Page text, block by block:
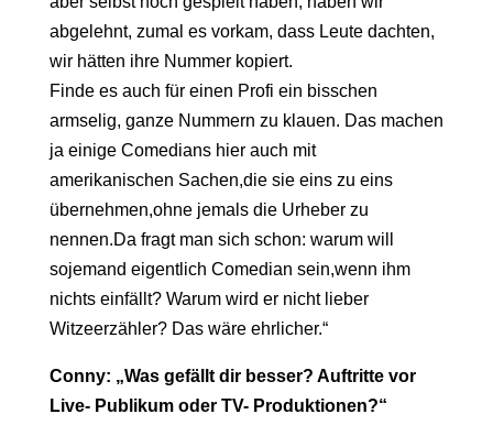
abgelehnt, zumal es vorkam, dass Leute dachten,
wir hätten ihre Nummer kopiert.
Finde es auch für einen Profi ein bisschen
armselig, ganze Nummern zu klauen. Das machen
ja einige Comedians hier auch mit
amerikanischen Sachen,die sie eins zu eins
übernehmen,ohne jemals die Urheber zu
nennen.Da fragt man sich schon: warum will
sojemand eigentlich Comedian sein,wenn ihm
nichts einfällt? Warum wird er nicht lieber
Witzeerzähler? Das wäre ehrlicher.“
Conny: „Was gefällt dir besser? Auftritte vor
Live- Publikum oder TV- Produktionen?“